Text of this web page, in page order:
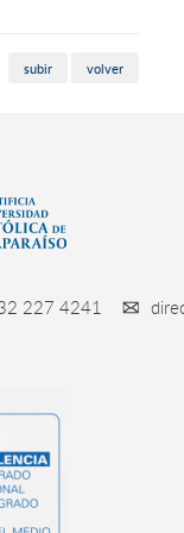
subir volver
227 4241